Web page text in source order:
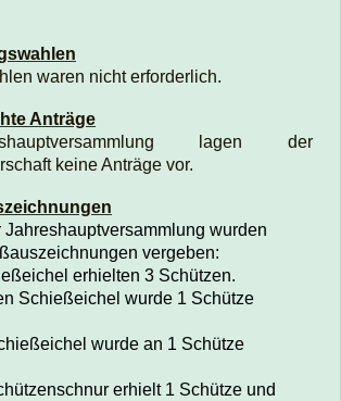
waren nicht erforderlich.
Anträge
lagen der
keine Anträge vor.
Jahreshauptversammlung wurden
vergeben:
erhielten 3 Schützen.
Schießeichel wurde 1 Schütze
wurde an 1 Schütze
erhielt 1 Schütze und